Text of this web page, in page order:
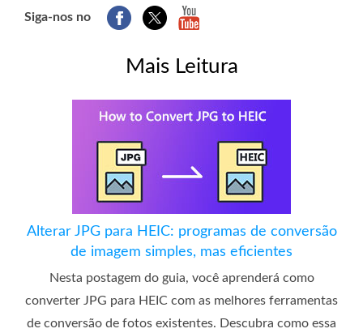
Siga-nos no
Mais Leitura
Alterar JPG para HEIC: programas de conversão
de imagem simples, mas eficientes
Nesta postagem do guia, você aprenderá como
converter JPG para HEIC com as melhores ferramentas
de conversão de fotos existentes. Descubra como essa